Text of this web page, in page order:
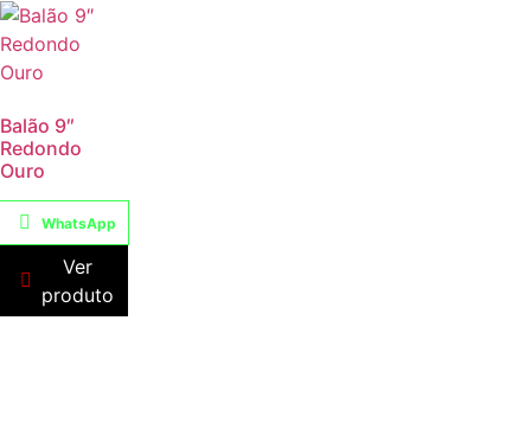
Balão 9″
Redondo
Ouro
WhatsApp
Ver
produto